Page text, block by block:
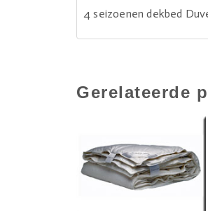
4 seizoenen dekbed
Gerelateerde